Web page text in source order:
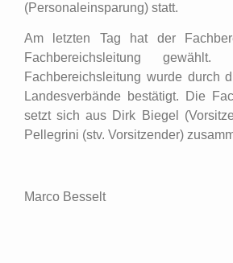
(Personaleinsparung) statt.
Am letzten Tag hat der
Fachbereichsleitung
Fachbereichsleitung wurde durch
Landesverbände bestätigt. Die
setzt sich aus Dirk Biegel
Pellegrini (stv. Vorsitzender)
Marco Besselt